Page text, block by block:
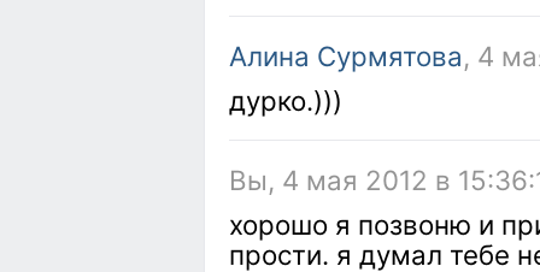
Алина Сурмятова, 4
дурко.)))
Вы, 4 мая 2012 в
хорошо я позвоню и
прости. я думал тебе